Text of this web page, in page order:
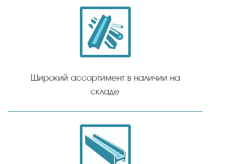
Широкий ассортимент в наличии на
складе